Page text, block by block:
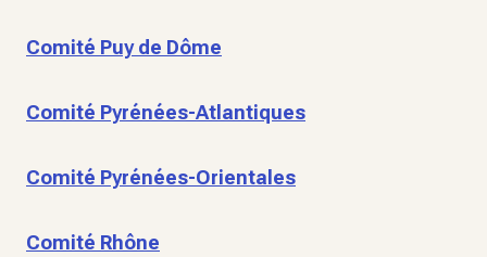
Comité Puy de Dôme
Comité Pyrénées-Atlantiques
Comité Pyrénées-Orientales
Comité Rhône